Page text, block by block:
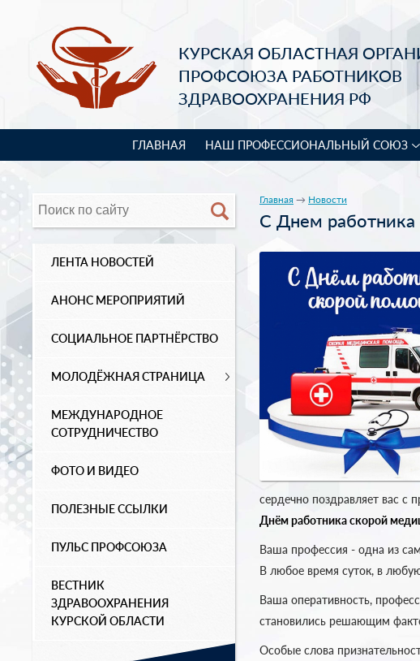
КУРСКАЯ ОБЛАСТНАЯ
ПРОФСОЮЗА РАБОТНИКОВ
ЗДРАВООХРАНЕНИЯ РФ
ГЛАВНАЯ НАШ ПРОФЕССИОНАЛЬНЫЙ СОЮЗ
ЛЕНТА НОВОСТЕЙ
АНОНС МЕРОПРИЯТИЙ
СОЦИАЛЬНОЕ ПАРТНЁРСТВО
МОЛОДЁЖНАЯ СТРАНИЦА
МЕЖДУНАРОДНОЕ
СОТРУДНИЧЕСТВО
ФОТО И ВИДЕО
ПОЛЕЗНЫЕ ССЫЛКИ
ПУЛЬС ПРОФСОЮЗА
ВЕСТНИК
ЗДРАВООХРАНЕНИЯ
КУРСКОЙ ОБЛАСТИ
Главная → Новости
С Днем
сердечно поздравляет вас
Днём работника скорой
Ваша профессия - одна из
В любое время суток, в
Ваша оперативность,
становились решающим
Особые слова